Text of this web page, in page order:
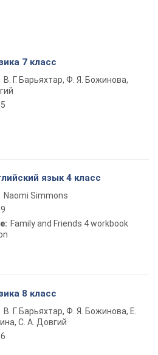
7 класс
В. Г. Барьяхтар, Ф. Я. Божинова,
язык 4 класс
Naomi Simmons
Family and Friends 4 workbook
8 класс
В. Г. Барьяхтар, Ф. Я. Божинова, Е.
С. А. Довгий